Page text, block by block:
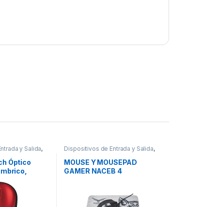
y Salida,
Óptico
Dispositivos de Entrada y Salida,
Mouse
MOUSE Y MOUSEPAD
GAMER NACEB 4